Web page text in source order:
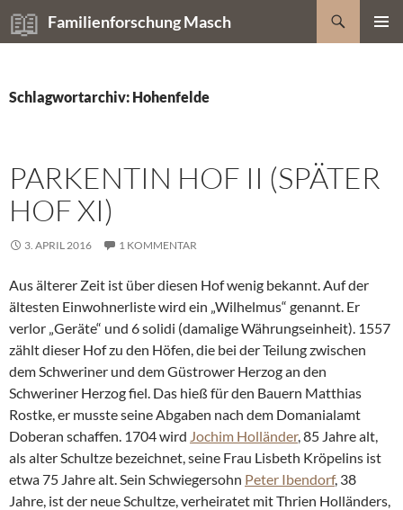
Zum
Inhalt
Familienforschung Masch
Suchen
Schlagwortarchiv: Hohenfelde
PARKENTIN HOF II (SPÄTER
HOF XI)
3. APRIL 2016 1 KOMMENTAR
Aus älterer Zeit ist über diesen Hof wenig bekannt. Auf der
ältesten Einwohnerliste wird ein „Wilhelmus“ genannt. Er
verlor „Geräte“ und 6 solidi (damalige Währungseinheit). 1557
zählt dieser Hof zu den Höfen, die bei der Teilung zwischen
dem Schweriner und dem Güstrower Herzog an den
Schweriner Herzog fiel. Das hieß für den Bauern Matthias
Rostke, er musste seine Abgaben nach dem Domanialamt
Doberan schaffen. 1704 wird Jochim Holländer, 85 Jahre alt,
als alter Schultze bezeichnet, seine Frau Lisbeth Kröpelins ist
etwa 75 Jahre alt. Sein Schwiegersohn Peter Ibendorf, 38
Jahre, ist der neue Schultze, verheiratet mit Thrien Holländers,